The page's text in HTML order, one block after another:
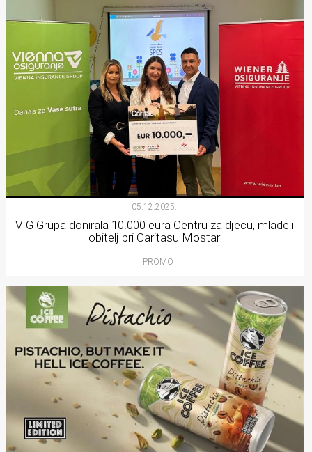
05.12.2025.
VIG Grupa donirala 10.000 eura Centru za djecu, mlade i
obitelj pri Caritasu Mostar
PROMO